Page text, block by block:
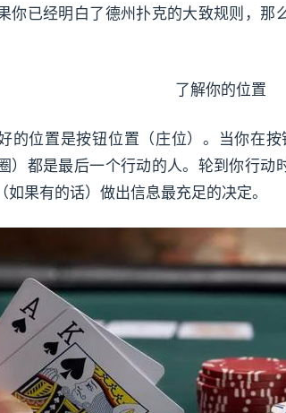
你已经明白了德州扑克的大致规则，那
了解你的位置
的位置是按钮位置（庄位）。当你在
）都是最后一个行动的人。轮到你行动
果有的话）做出信息最充足的决定。